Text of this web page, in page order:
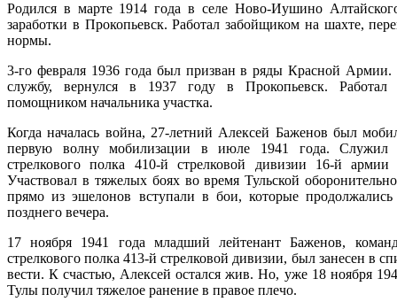
Родился в марте 1914 года в селе Ново-Иушино
заработки в Прокопьевск. Работал забойщиком на шахте,
нормы.
3-го февраля 1936 года был призван в ряды Красной
службу, вернулся в 1937 году в Прокопьевск. Работал
помощником начальника участка.
Когда началась война, 27-летний Алексей Баженов был
первую волну мобилизации в июле 1941 года. Служил
стрелкового полка 410-й стрелковой дивизии 16-й армии
Участвовал в тяжелых боях во время Тульской
прямо из эшелонов вступали в бои, которые
позднего вечера.
17 ноября 1941 года младший лейтенант Баженов,
стрелкового полка 413-й стрелковой дивизии, был занесен в
вести. К счастью, Алексей остался жив. Но, уже 18 ноября
Тулы получил тяжелое ранение в правое плечо.